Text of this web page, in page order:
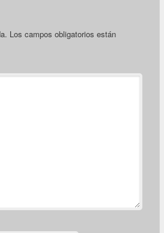
Los campos obligatorios están